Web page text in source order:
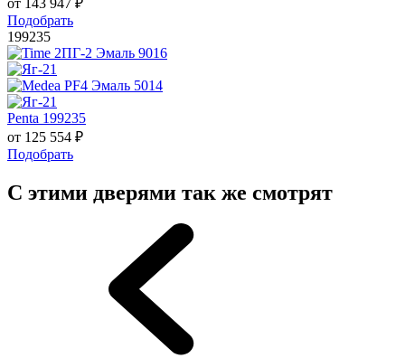
от 143 947 ₽
Подобрать
199235
Penta 199235
от 125 554 ₽
Подобрать
С этими дверями так же смотрят